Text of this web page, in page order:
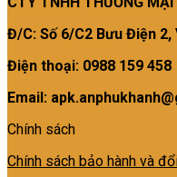
Đ/C: Số 6/C2 Bưu Điện
Điện thoại: 0988 159 458
Email:
Chính sách
Chính sách bảo hành và